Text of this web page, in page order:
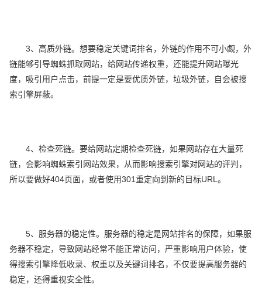
3、高质外链。想要稳定关键词排名，外链的作用不可小觑，外
链能够引导蜘蛛抓取网站，给网站传递权重，还能提升网站曝光
度，吸引用户点击，前提一定是要优质外链，垃圾外链，自会被搜
索引擎屏蔽。
4、检查死链。要给网站定期检查死链，如果网站存在大量死
链，会影响蜘蛛索引网站效果，从而影响搜索引擎对网站的评判，
所以要做好404页面，或者使用301重定向到新的目标URL。
5、服务器的稳定性。服务器的稳定是网站排名的保障，如果服
务器不稳定，导致网站经常不能正常访问，严重影响用户体验，使
得搜索引擎降低收录、权重以及关键词排名，不仅要提高服务器的
稳定，还得重视安全性。